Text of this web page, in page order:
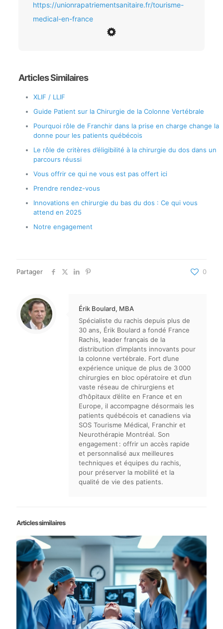
https://unionrapatriementsanitaire.fr/tourisme-
medical-en-france
Articles Similaires
XLIF / LLIF
Guide Patient sur la Chirurgie de la Colonne Vertébrale
Pourquoi rôle de Franchir dans la prise en charge change la
donne pour les patients québécois
Le rôle de critères d’éligibilité à la chirurgie du dos dans un
parcours réussi
Vous offrir ce qui ne vous est pas offert ici
Prendre rendez-vous
Innovations en chirurgie du bas du dos : Ce qui vous
attend en 2025
Notre engagement
Partager 0
Érik Boulard, MBA
Spécialiste du rachis depuis plus de
30 ans, Érik Boulard a fondé France
Rachis, leader français de la
distribution d’implants innovants pour
la colonne vertébrale. Fort d’une
expérience unique de plus de 3 000
chirurgies en bloc opératoire et d’un
vaste réseau de chirurgiens et
d’hôpitaux d’élite en France et en
Europe, il accompagne désormais les
patients québécois et canadiens via
SOS Tourisme Médical, Franchir et
Neurothérapie Montréal. Son
engagement : offrir un accès rapide
et personnalisé aux meilleures
techniques et équipes du rachis,
pour préserver la mobilité et la
qualité de vie des patients.
Articles similaires